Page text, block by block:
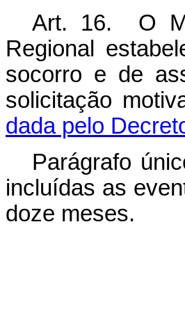
Art. 16. O
Regional
socorro e de
solicitação
dada pelo
Parágrafo
incluídas as
doze meses.